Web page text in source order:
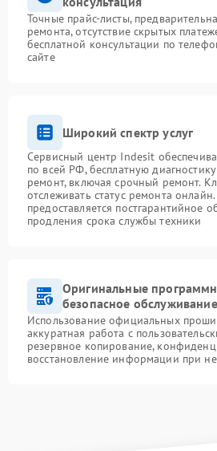
Точные прайс-листы,
ремонта, отсутствие скрытых
бесплатной консультации по
сайте
Широкий спектр услуг
Сервисный центр Indesit
по всей РФ, бесплатную
ремонт, включая срочный ремонт.
отслеживать статус ремонта
предоставляется постгарантийное
продления срока службы техники
Оригинальные
безопасное
Использование официальных
аккуратная работа с
резервное копирование,
восстановление информации при